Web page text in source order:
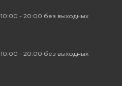
10:00 - 20:00 без выходных
10:00 - 20:00 без выходных